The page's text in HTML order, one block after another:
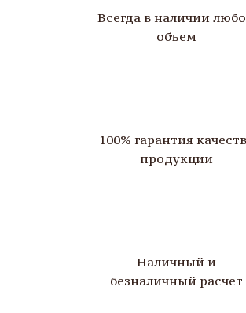
Всегда в наличии
объем
100% гарантия
продукции
Наличный и
безналичный расчет